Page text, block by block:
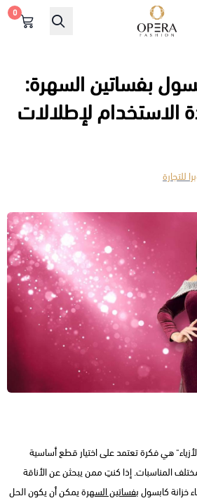
أوبرا فاشن
0
بفساتين السهرة:
الاستخدام لإطلالات
للتجارة
هي فكرة تعتمد على اختيار قطع أساسية
المناسبات. إذا كنتِ ممن يبحثن عن الأناقة
خزانة كابسولبفساتين السهرة يمكن أن يكون الحل